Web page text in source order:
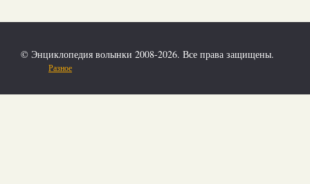
© Энциклопедия волынки 2008-2026. Все права защищены.
Разное